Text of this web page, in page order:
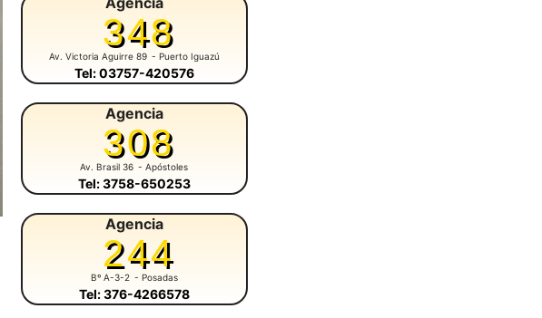
348
Av. Victoria Aguirre 89 - Puerto Iguazú
Tel: 03757-420576
Agencia
308
Av. Brasil 36 - Apóstoles
Tel: 3758-650253
Agencia
244
Bº A-3-2 - Posadas
Tel: 376-4266578